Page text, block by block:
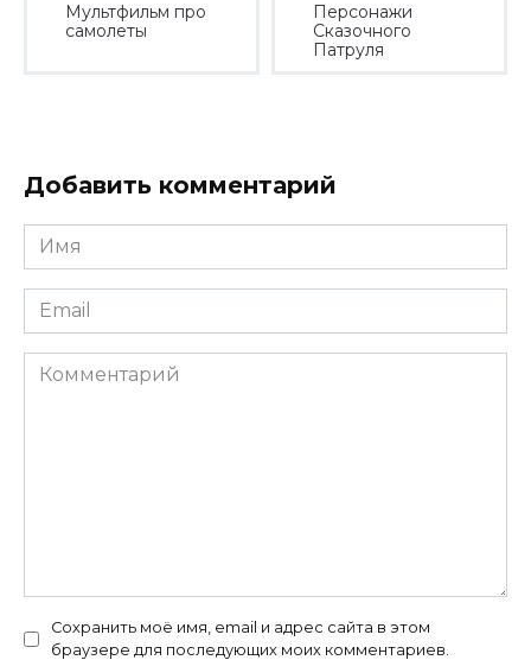
Мультфильм про
самолеты
Персонажи
Сказочного
Патруля
Добавить комментарий
Имя
*
Email
*
Комментарий
Сохранить моё имя, email и адрес сайта в этом
браузере для последующих моих комментариев.